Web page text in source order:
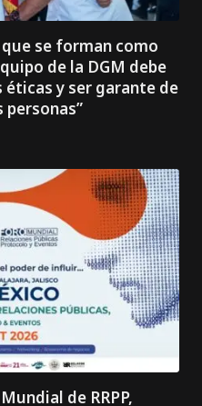
se forman como
de la DGM debe
éticas y ser garante de
personas”
de RRPP,